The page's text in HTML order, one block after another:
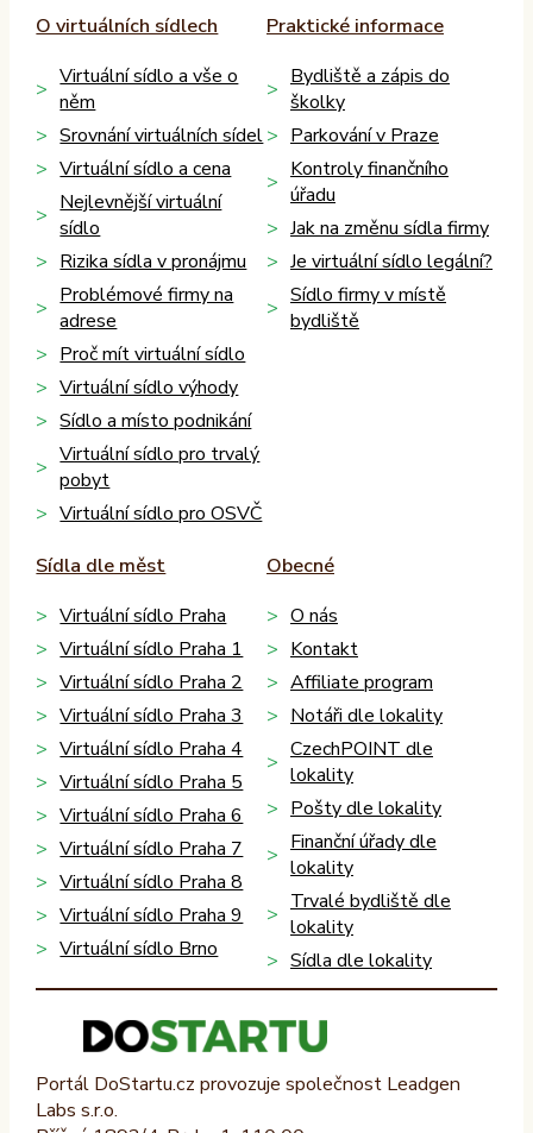
O virtuálních sídlech
Virtuální sídlo a vše o
něm
Srovnání virtuálních sídel
Virtuální sídlo a cena
Nejlevnější virtuální
sídlo
Rizika sídla v pronájmu
Problémové firmy na
adrese
Proč mít virtuální sídlo
Virtuální sídlo výhody
Sídlo a místo podnikání
Virtuální sídlo pro trvalý
pobyt
Virtuální sídlo pro OSVČ
Praktické informace
Bydliště a zápis do
školky
Parkování v Praze
Kontroly finančního
úřadu
Jak na změnu sídla firmy
Je virtuální sídlo legální?
Sídlo firmy v místě
bydliště
Sídla dle měst
Virtuální sídlo Praha
Virtuální sídlo Praha 1
Virtuální sídlo Praha 2
Virtuální sídlo Praha 3
Virtuální sídlo Praha 4
Virtuální sídlo Praha 5
Virtuální sídlo Praha 6
Virtuální sídlo Praha 7
Virtuální sídlo Praha 8
Virtuální sídlo Praha 9
Virtuální sídlo Brno
Obecné
O nás
Kontakt
Affiliate program
Notáři dle lokality
CzechPOINT dle
lokality
Pošty dle lokality
Finanční úřady dle
lokality
Trvalé bydliště dle
lokality
Sídla dle lokality
Portál DoStartu.cz provozuje společnost Leadgen
Labs s.r.o.